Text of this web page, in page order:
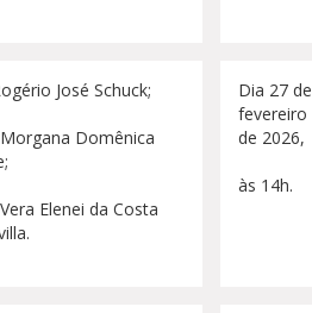
José Schuck;
Domênica
Elenei da Costa
Dia 27 de
fevereiro
de 2026,
às 14h.